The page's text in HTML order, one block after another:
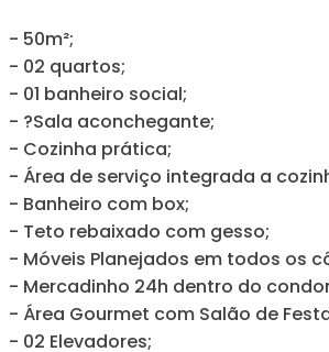
- 50m²;
- 02 quartos;
- 01 banheiro social;
- ?Sala aconchegante;
- Cozinha prática;
- Área de serviço integrada a
- Banheiro com box;
- Teto rebaixado com gesso;
- Móveis Planejados em todos os
- Mercadinho 24h dentro do
- Área Gourmet com Salão de
- 02 Elevadores;